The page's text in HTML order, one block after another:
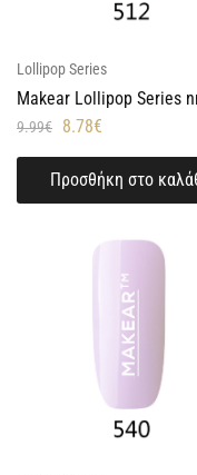
Lollipop Series
Makear Lollipop Series
9.99€ 8.78€
Προσθήκη στο